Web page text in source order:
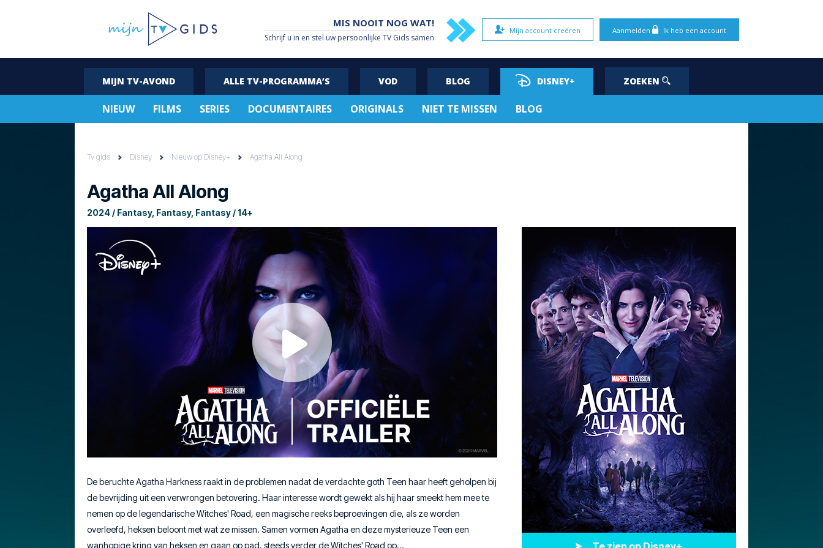
Aanmelden Ik heb een account
Mijn account creëren
MIS NOOIT NOG WAT!
Schrijf u in en stel uw persoonlijke TV Gids samen
MIJN TV-AVOND ALLE TV-PROGRAMMA’S VOD BLOG DISNEY+ ZOEKEN
NIEUW FILMS SERIES DOCUMENTAIRES ORIGINALS NIET TE MISSEN BLOG
Tv gids Disney Nieuw op Disney+ Agatha All Along
Agatha All Along
2024 / Fantasy, Fantasy, Fantasy / 14+
De beruchte Agatha Harkness raakt in de problemen nadat de verdachte goth Teen haar heeft geholpen bij
de bevrijding uit een verwrongen betovering. Haar interesse wordt gewekt als hij haar smeekt hem mee te
nemen op de legendarische Witches' Road, een magische reeks beproevingen die, als ze worden
overleefd, heksen beloont met wat ze missen. Samen vormen Agatha en deze mysterieuze Teen een
wanhopige kring van heksen en gaan op pad, steeds verder de Witches' Road op…